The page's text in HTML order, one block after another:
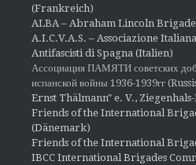
(Frankreich)
ALBA – Abraham Lincoln
A.I.C.V.A.S. – Associazione
Antifascisti di Spagna (Italien)
Ассоциация ПАМЯТИ советских
испанской войны 1936-1939гг
Ernst Thälmann" e. V.,
Friends of the International
(Dänemark)
Friends of the International
IBCC International Brigades